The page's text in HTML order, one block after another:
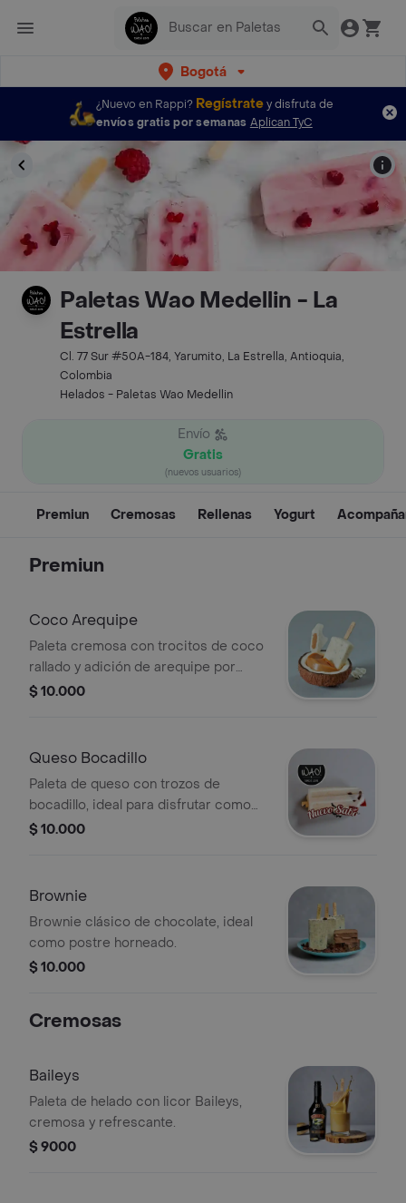
Bogotá
¿Nuevo en Rappi? Regístratey disfruta de
envíos gratis por semanas Aplican TyC
Paletas Wao Medellin - La
Estrella
Cl. 77 Sur #50A-184, Yarumito, La Estrella, Antioquia,
Colombia
Helados - Paletas Wao Medellin
Envío
Gratis
(nuevos usuarios)
Premiun Cremosas Rellenas Yogurt
Premiun
Coco Arequipe
Paleta cremosa con trocitos de coco
rallado y adición de arequipe por
dentro.
$ 10.000
Queso Bocadillo
Paleta de queso con trozos de
bocadillo, ideal para disfrutar como
postre.
$ 10.000
Brownie
Brownie clásico de chocolate, ideal
como postre horneado.
$ 10.000
Cremosas
Baileys
Paleta de helado con licor Baileys,
cremosa y refrescante.
$ 9000